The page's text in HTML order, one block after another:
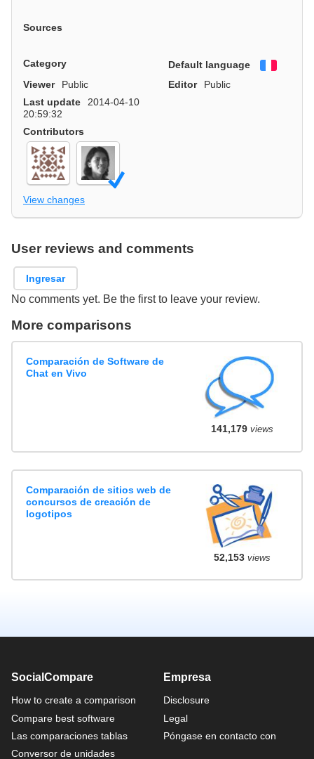
Sources
Category Default language
Viewer
Public Editor
Public
Last update
2014-04-10
20:59:32
Contributors
View changes
User reviews and comments
Ingresar
No comments yet. Be the first to leave your review.
More comparisons
Comparación de Software de
Chat en Vivo
141,179views
Comparación de sitios web de
concursos de creación de
logotipos
52,153views
SocialCompare
How to create a comparison
Compare best software
Las comparaciones tablas
Conversor de unidades
Empresa
Disclosure
Legal
Póngase en contacto con